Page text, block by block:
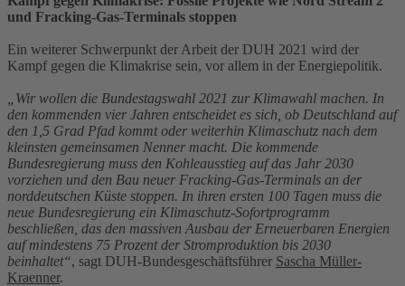
und Fracking-Gas-Terminals stoppen
Ein weiterer Schwerpunkt der Arbeit der DUH 2021 wird der
Kampf gegen die Klimakrise sein, vor allem in der Energiepolitik.
„Wir wollen die Bundestagswahl 2021 zur Klimawahl machen. In
den kommenden vier Jahren entscheidet es sich, ob Deutschland auf
den 1,5 Grad Pfad kommt oder weiterhin Klimaschutz nach dem
kleinsten gemeinsamen Nenner macht. Die kommende
Bundesregierung muss den Kohleausstieg auf das Jahr 2030
vorziehen und den Bau neuer Fracking-Gas-Terminals an der
norddeutschen Küste stoppen. In ihren ersten 100 Tagen muss die
neue Bundesregierung ein Klimaschutz-Sofortprogramm
beschließen, das den massiven Ausbau der Erneuerbaren Energien
auf mindestens 75 Prozent der Stromproduktion bis 2030
beinhaltet“, sagt DUH-Bundesgeschäftsführer Sascha Müller-
Kraenner.